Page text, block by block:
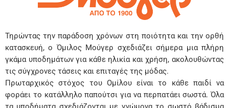
Τηρώντας την παράδοση χρόνων στη ποιότητα και την ορθή
κατασκευή, ο Όμιλος Μούγερ σχεδιάζει σήμερα μια πλήρη
γκάμα υποδημάτων για κάθε ηλικία και χρήση, ακολουθώντας
τις σύγχρονες τάσεις και επιταγές της μόδας.
Πρωταρχικός στόχος του Ομίλου είναι το κάθε παιδί να
φοράει το κατάλληλο παπούτσι για να περπατάει σωστά. Όλα